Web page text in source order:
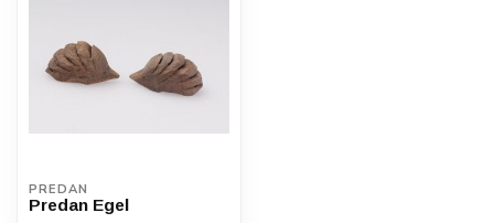
PREDAN
Predan Egel